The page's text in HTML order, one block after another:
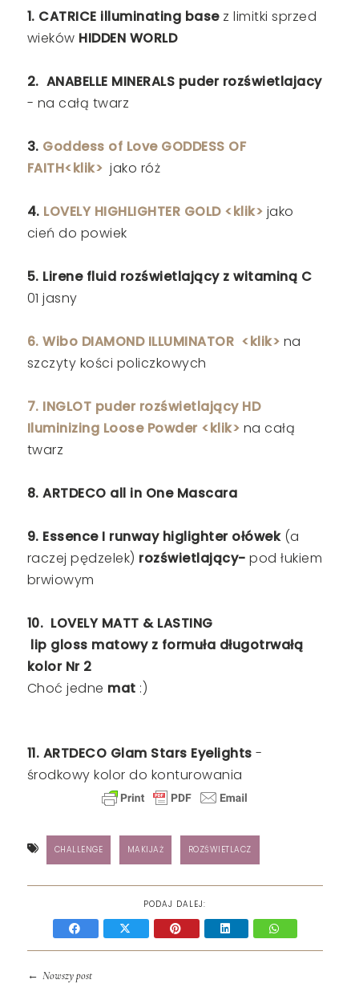
1. CATRICE illuminating base z limitki sprzed
wieków HIDDEN WORLD
2. ANABELLE MINERALS puder rozświetlajacy
- na całą twarz
3. Goddess of Love GODDESS OF
FAITH<klik> jako róż
4. LOVELY HIGHLIGHTER GOLD <klik> jako
cień do powiek
5. Lirene fluid rozświetlający z witaminą C
01 jasny
6. Wibo DIAMOND ILLUMINATOR <klik> na
szczyty kości policzkowych
7. INGLOT puder rozświetlający HD
Iluminizing Loose Powder <klik> na całą
twarz
8. ARTDECO all in One Mascara
9. Essence I runway higlighter ołówek(a
raczej pędzelek) rozświetlający-pod łukiem
brwiowym
10. LOVELY MATT & LASTING
lip gloss matowy z formuła długotrwałą
kolor Nr 2
Choć jedne mat :)
11. ARTDECO Glam Stars Eyelights -
środkowy kolor do konturowania
CHALLENGE MAKIJAŻ ROZŚWIETLACZ
PODAJ DALEJ:
← Nowszy post